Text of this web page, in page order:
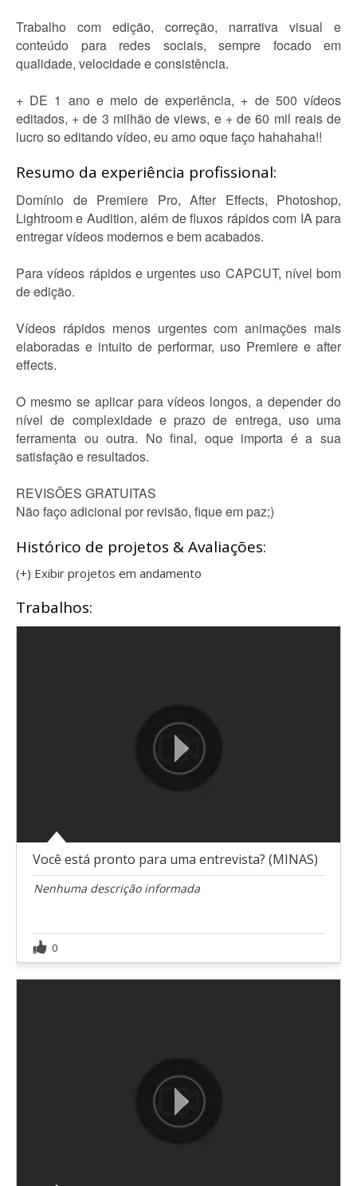
Trabalho com edição, correção, narrativa visual e
conteúdo para redes sociais, sempre focado em
qualidade, velocidade e consistência.
+ DE 1 ano e meio de experiência, + de 500 vídeos
editados, + de 3 milhão de views, e + de 60 mil reais de
lucro so editando vídeo, eu amo oque faço hahahaha!!
Resumo da experiência profissional:
Domínio de Premiere Pro, After Effects, Photoshop,
Lightroom e Audition, além de fluxos rápidos com IA para
entregar vídeos modernos e bem acabados.
Para vídeos rápidos e urgentes uso CAPCUT, nível bom
de edição.
Vídeos rápidos menos urgentes com animações mais
elaboradas e intuito de performar, uso Premiere e after
effects.
O mesmo se aplicar para vídeos longos, a depender do
nível de complexidade e prazo de entrega, uso uma
ferramenta ou outra. No final, oque importa é a sua
satisfação e resultados.
REVISÕES GRATUITAS
Não faço adicional por revisão, fique em paz;)
Histórico de projetos & Avaliações:
(+) Exibir projetos em andamento
Trabalhos:
Você está pronto para uma entrevista? (MINAS)
Nenhuma descrição informada
0